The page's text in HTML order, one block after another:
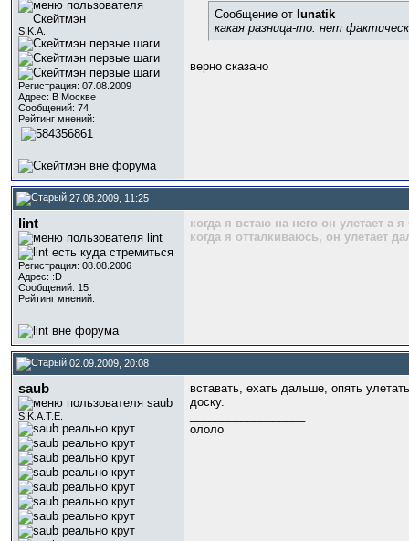
S.K.A.
Регистрация: 07.08.2009
Адрес: В Москве
Сообщений: 74
Рейтинг мнений:
Сообщение от lunatik
какая разница-то. нет
верно сказано
27.08.2009, 11:25
lint
Регистрация: 08.08.2006
Адрес: :D
Сообщений: 15
Рейтинг мнений:
когда я встаю на него он улетает а
когда я отталкиваюсь, он улетает
02.09.2009, 20:08
saub
S.K.A.T.E.
вставать, ехать дальше, опять
доску.
ололо